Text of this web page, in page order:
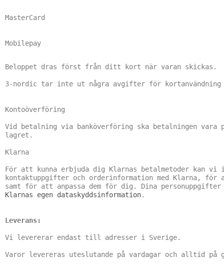
MasterCard
Mobilepay
Beloppet dras först från ditt kort när varan skickas.
3-nordic tar inte ut några avgifter för kortanvändning
Kontoöverföring
Vid betalning via banköverföring ska betalningen vara
lagret.
Klarna
För att kunna erbjuda dig Klarnas betalmetoder kan
kontaktuppgifter och orderinformation med Klarna, för
Klarnas egen dataskyddsinformation.
Leverans:
Vi levererar endast till adresser i Sverige.
Varor levereras uteslutande på vardagar och alltid